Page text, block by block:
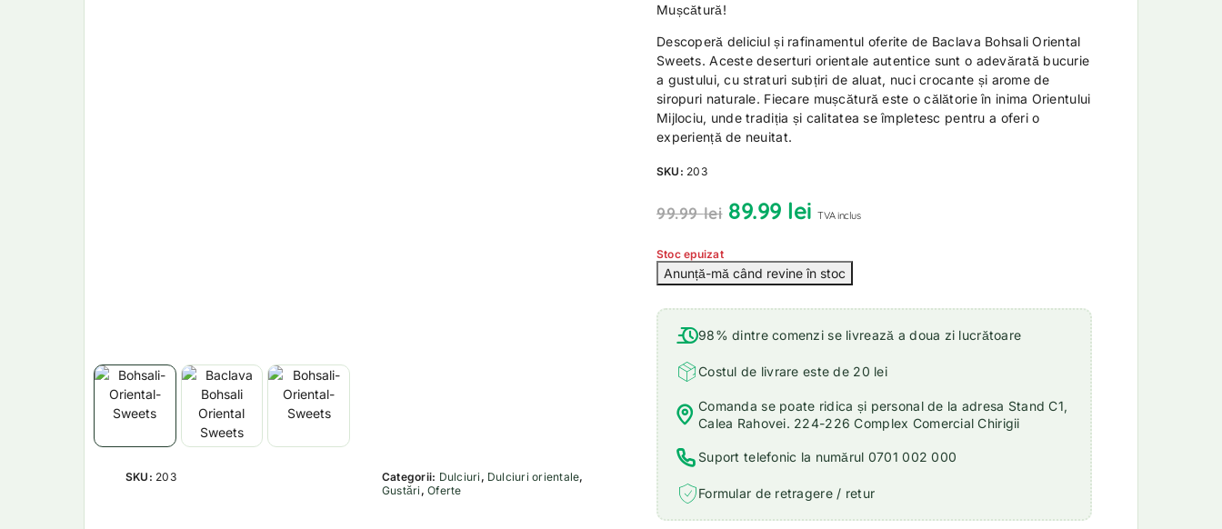
SKU: 203 Categorii: Dulciuri , Dulciuri orientale,
Gustări ,Oferte
Mușcătură!
Descoperă deliciul și rafinamentul oferite de Baclava Bohsali Oriental
Sweets. Aceste deserturi orientale autentice sunt o adevărată bucurie
a gustului, cu straturi subțiri de aluat, nuci crocante și arome de
siropuri naturale. Fiecare mușcătură este o călătorie în inima Orientului
Mijlociu, unde tradiția și calitatea se împletesc pentru a oferi o
experiență de neuitat.
SKU: 203
99.99lei 89.99 lei TVA inclus
Stoc epuizat
98% dintre comenzi se livrează a doua zi lucrătoare
Costul de livrare este de 20 lei
Comanda se poate ridica și personal de la adresa Stand C1,
Calea Rahovei. 224-226 Complex Comercial Chirigii
Suport telefonic la numărul 0701 002 000
Formular de retragere / retur